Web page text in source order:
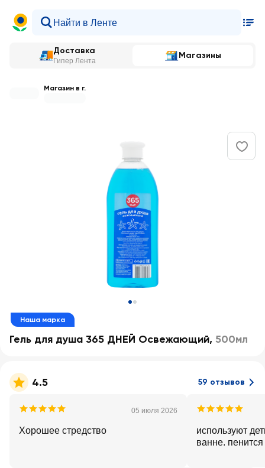
Доставка
Гипер Лента
Магазины
Магазин в г.
Наша марка
Гель для душа 365 ДНЕЙ Освежающий, 500мл
4.5 59 отзывов
05 июля 2026
Хорошее стредство
используют
ванне.